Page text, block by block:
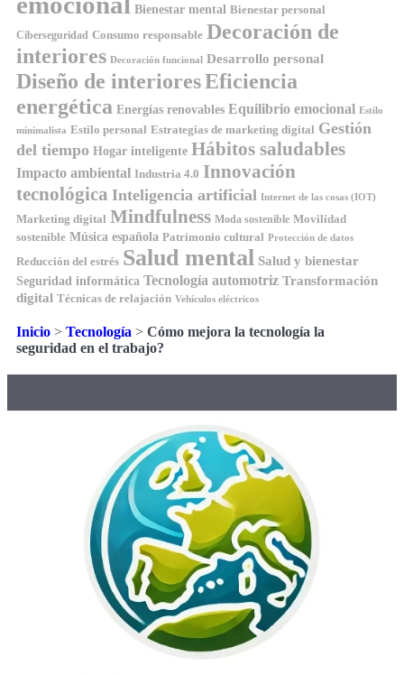
Bienestar mental Bienestar personal
Ciberseguridad Consumo responsable Decoración de
interiores Decoración funcional Desarrollo personal
Diseño de interioresEficiencia
energética Energías renovables Equilibrio emocional Estilo
minimalista Estilo personal Estrategias de marketing digital Gestión
del tiempo Hogar inteligente Hábitos saludables
Impacto ambiental Industria 4.0 Innovación
tecnológica Inteligencia artificial Internet de las cosas (IOT)
Marketing digital Mindfulness Moda sostenible Movilidad
sostenible Música española Patrimonio cultural Protección de datos
Reducción del estrés Salud mental Salud y bienestar
Seguridad informática Tecnología automotriz Transformación
digital Técnicas de relajación Vehículos eléctricos
Inicio > Tecnología > Cómo mejora la tecnología la
seguridad en el trabajo?